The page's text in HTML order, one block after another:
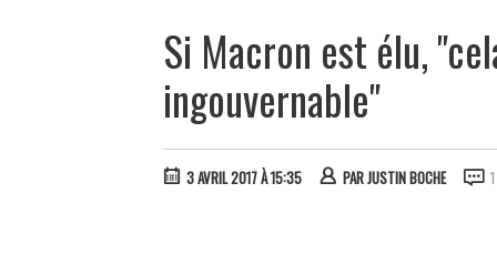
Si Macron est élu,
ingouvernable"
3 AVRIL 2017 À 15:35 PARJUSTIN BOCHE